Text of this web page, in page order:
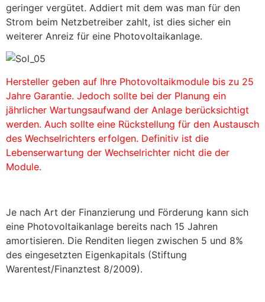
geringer vergütet. Addiert mit dem was man für den
Strom beim Netzbetreiber zahlt, ist dies sicher ein
weiterer Anreiz für eine Photovoltaikanlage.
Hersteller geben auf Ihre Photovoltaikmodule bis zu 25
Jahre Garantie. Jedoch sollte bei der Planung ein
jährlicher Wartungsaufwand der Anlage berücksichtigt
werden. Auch sollte eine Rückstellung für den Austausch
des Wechselrichters erfolgen. Definitiv ist die
Lebenserwartung der Wechselrichter nicht die der
Module.
Je nach Art der Finanzierung und Förderung kann sich
eine Photovoltaikanlage bereits nach 15 Jahren
amortisieren. Die Renditen liegen zwischen 5 und 8%
des eingesetzten Eigenkapitals (Stiftung
Warentest/Finanztest 8/2009).